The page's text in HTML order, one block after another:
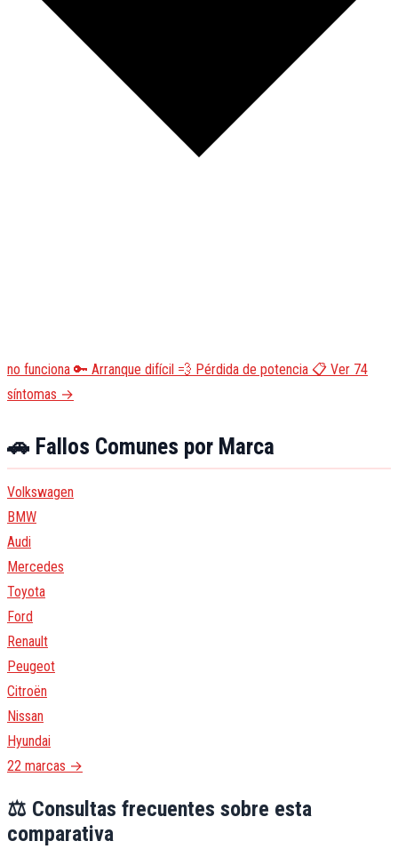
no funciona 🔑 Arranque difícil 💨 Pérdida de potencia 📋 Ver 74
síntomas →
🚗 Fallos Comunes por Marca
Volkswagen
BMW
Audi
Mercedes
Toyota
Ford
Renault
Peugeot
Citroën
Nissan
Hyundai
22 marcas →
⚖️ Consultas frecuentes sobre esta
comparativa